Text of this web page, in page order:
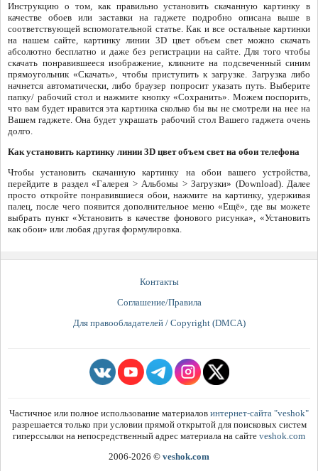
Инструкцию о том, как правильно установить скачанную картинку в
качестве обоев или заставки на гаджете подробно описана выше в
соответствующей вспомогательной статье. Как и все остальные картинки
на нашем сайте, картинку линии 3D цвет объем свет можно скачать
абсолютно бесплатно и даже без регистрации на сайте. Для того чтобы
скачать понравившееся изображение, кликните на подсвеченный синим
прямоугольник «Скачать», чтобы приступить к загрузке. Загрузка либо
начнется автоматически, либо браузер попросит указать путь. Выберите
папку/ рабочий стол и нажмите кнопку «Сохранить». Можем поспорить,
что вам будет нравится эта картинка сколько бы вы не смотрели на нее на
Вашем гаджете. Она будет украшать рабочий стол Вашего гаджета очень
долго.
Как установить картинку линии 3D цвет объем свет на обои телефона
Чтобы установить скачанную картинку на обои вашего устройства,
перейдите в раздел «Галерея > Альбомы > Загрузки» (Download). Далее
просто откройте понравившиеся обои, нажмите на картинку, удерживая
палец, после чего появится дополнительное меню «Ещё», где вы можете
выбрать пункт «Установить в качестве фонового рисунка», «Установить
как обои» или любая другая формулировка.
Контакты
Соглашение/Правила
Для правообладателей / Copyright (DMCA)
Частичное или полное использование материалов интернет-сайта "veshok"
разрешается только при условии прямой открытой для поисковых систем
гиперссылки на непосредственный адрес материала на сайте veshok.com
2006-2026 © veshok.com